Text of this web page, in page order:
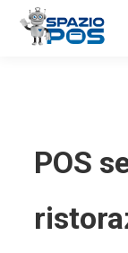
POS